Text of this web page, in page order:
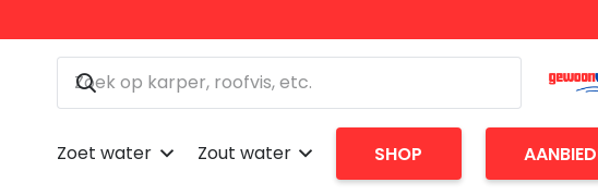
Zoet water Zout water SHOP